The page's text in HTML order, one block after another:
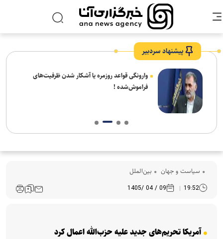
پیشنهاد سردبیر
وارونگی قواعد روزمره یا آشکار شدن ظرفیت‌های
فراموش‌شده !
سیاست و جهان بین‌الملل
19:52
09 / 04 /1405
آمریکا تحریم‌های جدید علیه حزب‌الله اعمال کرد